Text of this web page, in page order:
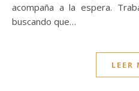
acompaña a la espera.
buscando que…
LEER